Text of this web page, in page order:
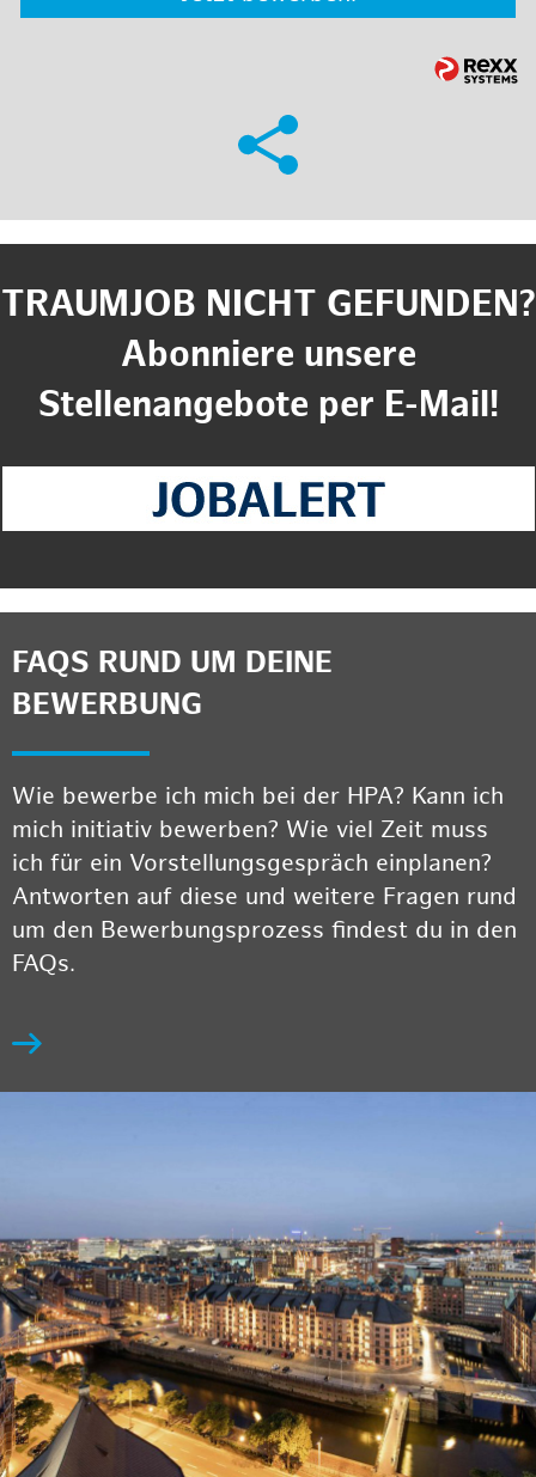
TRAUMJOB NICHT GEFUNDEN?
Abonniere unsere
Stellenangebote per E-Mail!
FAQS RUND UM DEINE
BEWERBUNG
Wie bewerbe ich mich bei der HPA? Kann ich
mich initiativ bewerben? Wie viel Zeit muss
ich für ein Vorstellungsgespräch einplanen?
Antworten auf diese und weitere Fragen rund
um den Bewerbungsprozess findest du in den
FAQs.